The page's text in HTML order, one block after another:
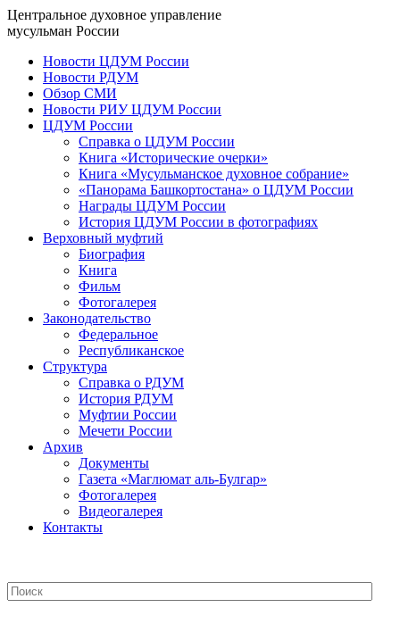
Центральное духовное управление
мусульман России
Новости ЦДУМ России
Новости РДУМ
Обзор СМИ
Новости РИУ ЦДУМ России
ЦДУМ России
Справка о ЦДУМ России
Книга «Исторические очерки»
Книга «Мусульманское духовное собрание»
«Панорама Башкортостана» о ЦДУМ России
Награды ЦДУМ России
История ЦДУМ России в фотографиях
Верховный муфтий
Биография
Книга
Фильм
Фотогалерея
Законодательство
Федеральное
Республиканское
Структура
Справка о РДУМ
История РДУМ
Муфтии России
Мечети России
Архив
Документы
Газета «Маглюмат аль-Булгар»
Фотогалерея
Видеогалерея
Контакты